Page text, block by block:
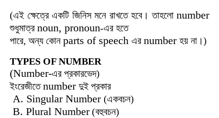
(এই ক্ষেত্রে একটি জিনিস মনে রাখতে হবে। তাহলো number
শুধুমাত্র noun, pronoun-এর হতে
পারে, অন্য কোন parts of speech এর number হয় না।)
TYPES OF NUMBER
(Number-এর প্রকারভেদ)
ইংরেজীতেnumber দুই প্রকার
A. Singular Number (একবচন)
B. Plural Number(বহুবচন)